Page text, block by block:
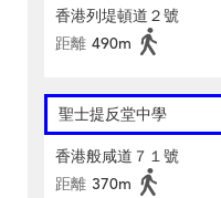
香港列堤頓道２號
距離 490m
聖士提反堂中學
香港般咸道７１號
距離 370m